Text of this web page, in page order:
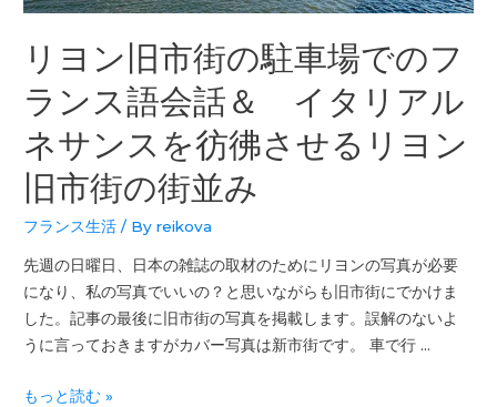
リヨン旧市街の駐車場でのフ
ランス語会話＆ イタリアル
ネサンスを彷彿させるリヨン
旧市街の街並み
フランス生活 / Byreikova
先週の日曜日、日本の雑誌の取材のためにリヨンの写真が必要
になり、私の写真でいいの？と思いながらも旧市街にでかけま
した。記事の最後に旧市街の写真を掲載します。誤解のないよ
うに言っておきますがカバー写真は新市街です。 車で行 …
もっと読む »